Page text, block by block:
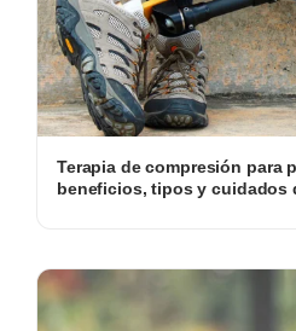
Terapia de compresión para
beneficios, tipos y cuidados